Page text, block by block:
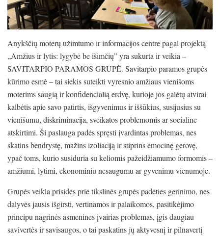
Anykščių moterų užimtumo ir informacijos centre pagal projektą
„Amžius ir lytis: lygybė be išimčių” yra sukurta ir veikia –
SAVITARPIO PARAMOS GRUPĖ. Savitarpio paramos grupės
kūrimo esmė – tai siekis suteikti vyresnio amžiaus vienišoms
moterims saugią ir konfidencialią erdvę, kurioje jos galėtų atvirai
kalbėtis apie savo patirtis, išgyvenimus ir iššūkius, susijusius su
vienišumu, diskriminacija, sveikatos problemomis ar socialine
atskirtimi. Ši paslauga padės spręsti įvardintas problemas, nes
skatins bendrystę, mažins izoliaciją ir stiprins emocinę gerovę,
ypač toms, kurio susiduria su keliomis pažeidžiamumo formomis –
amžiumi, lytimi, ekonominiu nesaugumu ar gyvenimu vienumoje.
Grupės veikla prisidės prie tikslinės grupės padėties gerinimo, nes
dalyvės jausis išgirsti, vertinamos ir palaikomos, pasitikėjimo
principu nagrinės asmenines įvairias problemas, įgis daugiau
savivertės ir savisaugos, o tai paskatins jų aktyvesnį ir pilnavertį